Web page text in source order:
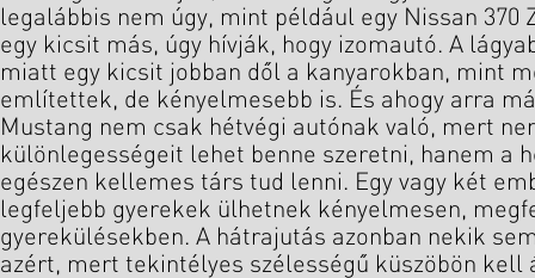
legalábbis nem úgy, mint például egy Nissan 370
egy kicsit más, úgy hívják, hogy izomautó. A
miatt egy kicsit jobban dől a kanyarokban, mint
említettek, de kényelmesebb is. És ahogy arra
Mustang nem csak hétvégi autónak való, mert
különlegességeit lehet benne szeretni, hanem a
egészen kellemes társ tud lenni. Egy vagy két
legfeljebb gyerekek ülhetnek kényelmesen,
gyerekülésekben. A hátrajutás azonban nekik
azért, mert tekintélyes szélességű küszöbön kell